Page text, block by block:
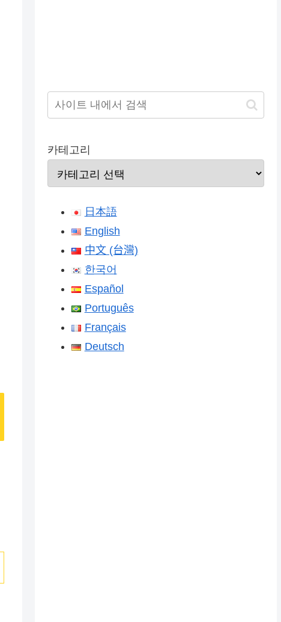
카테고리
日本語
English
中文 (台灣)
한국어
Español
Português
Français
Deutsch